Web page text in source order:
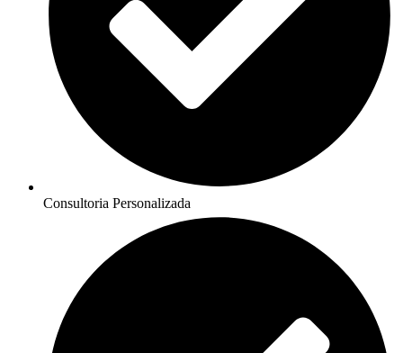
Consultoria Personalizada